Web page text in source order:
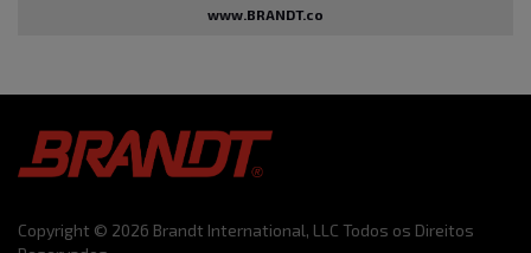
www.BRANDT.co
Copyright © 2026 Brandt International, LLC Todos os Direitos